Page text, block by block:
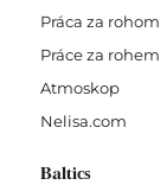
Práca za rohom
Práce za rohem
Atmoskop
Nelisa.com
Baltics